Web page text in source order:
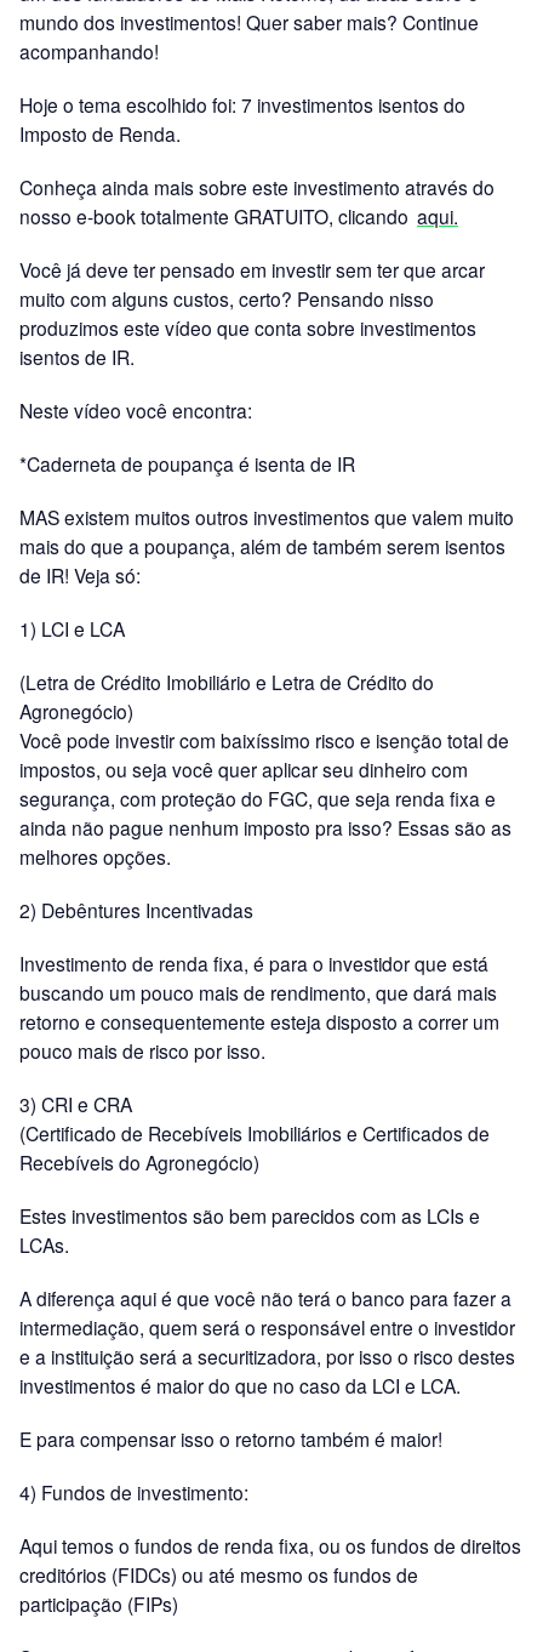
mundo dos investimentos! Quer saber mais? Continue
acompanhando!
Hoje o tema escolhido foi: 7 investimentos isentos do
Imposto de Renda.
Conheça ainda mais sobre este investimento através do
nosso e-book totalmente GRATUITO, clicando aqui.
Você já deve ter pensado em investir sem ter que arcar
muito com alguns custos, certo? Pensando nisso
produzimos este vídeo que conta sobre investimentos
isentos de IR.
Neste vídeo você encontra:
*Caderneta de poupança é isenta de IR
MAS existem muitos outros investimentos que valem muito
mais do que a poupança, além de também serem isentos
de IR! Veja só:
1) LCI e LCA
(Letra de Crédito Imobiliário e Letra de Crédito do
Agronegócio)
Você pode investir com baixíssimo risco e isenção total de
impostos, ou seja você quer aplicar seu dinheiro com
segurança, com proteção do FGC, que seja renda fixa e
ainda não pague nenhum imposto pra isso? Essas são as
melhores opções.
2) Debêntures Incentivadas
Investimento de renda fixa, é para o investidor que está
buscando um pouco mais de rendimento, que dará mais
retorno e consequentemente esteja disposto a correr um
pouco mais de risco por isso.
3) CRI e CRA
(Certificado de Recebíveis Imobiliários e Certificados de
Recebíveis do Agronegócio)
Estes investimentos são bem parecidos com as LCIs e
LCAs.
A diferença aqui é que você não terá o banco para fazer a
intermediação, quem será o responsável entre o investidor
e a instituição será a securitizadora, por isso o risco destes
investimentos é maior do que no caso da LCI e LCA.
E para compensar isso o retorno também é maior!
4) Fundos de investimento:
Aqui temos o fundos de renda fixa, ou os fundos de direitos
creditórios (FIDCs) ou até mesmo os fundos de
participação (FIPs)